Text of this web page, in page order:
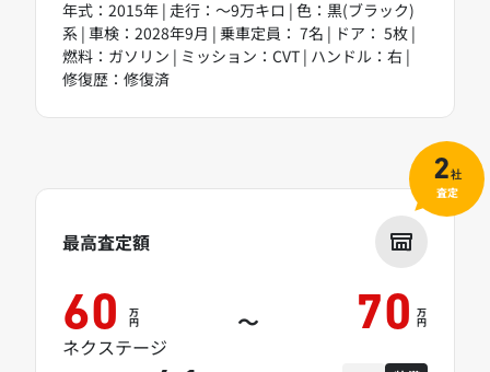
年式：2015年 | 走行：～9万キロ | 色：黒(ブラック)
系 | 車検：2028年9月 | 乗車定員： 7名 | ドア： 5枚 |
燃料：ガソリン | ミッション：CVT | ハンドル：右 |
修復歴：修復済
最高査定額
60 万
円 ～ 70 万
円
ネクステージ
2社
査定